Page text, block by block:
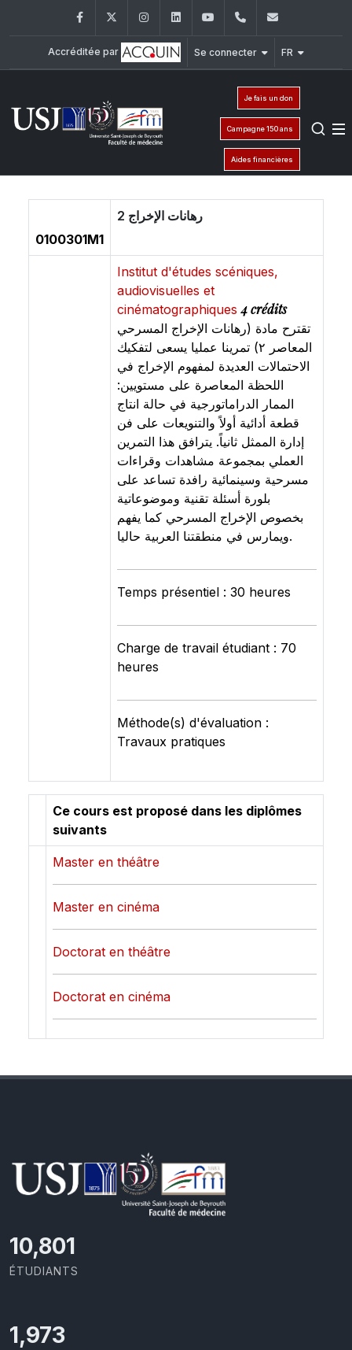
FacebookTwitter InstagramLinkedInYouTube+961 (1) 421 235
Accréditée par Se connecter FR
Je fais un don
Campagne 150 ans
Aides financières
0100301M1
2 رهانات الإخراج
Institut d'études scéniques,
audiovisuelles et
cinématographiques4 crédits
تقترح مادة (رهانات الإخراج المسرحي
المعاصر ٢) تمرينا عمليا يسعى لتفكيك
الاحتمالات العديدة لمفهوم الإخراج في
اللحظة المعاصرة على مستويين:
الممار الدراماتورجية في حالة انتاج
قطعة أدائية أولاً والتنويعات على فن
إدارة الممثل ثانياً. يترافق هذا التمرين
العملي بمجموعة مشاهدات وقراءات
مسرحية وسينمائية رافدة تساعد على
بلورة أسئلة تقنية وموضوعاتية
بخصوص الإخراج المسرحي كما يفهم
ويمارس في منطقتنا العربية حاليا.
Temps présentiel : 30 heures
Charge de travail étudiant : 70
heures
Méthode(s) d'évaluation :
Travaux pratiques
Ce cours est proposé dans les diplômes
suivants
Master en théâtre
Master en cinéma
Doctorat en théâtre
Doctorat en cinéma
11,110
ÉTUDIANTS
2,029